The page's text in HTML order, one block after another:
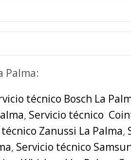
Palma:
técnico Bosch La
, Servicio técnico
Zanussi La Palma,
, Servicio técnico